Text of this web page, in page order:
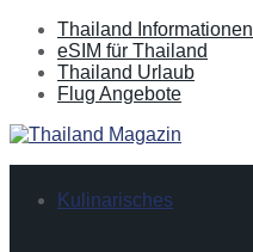
Thailand Informationen
eSIM für Thailand
Thailand Urlaub
Flug Angebote
Kulinarisches